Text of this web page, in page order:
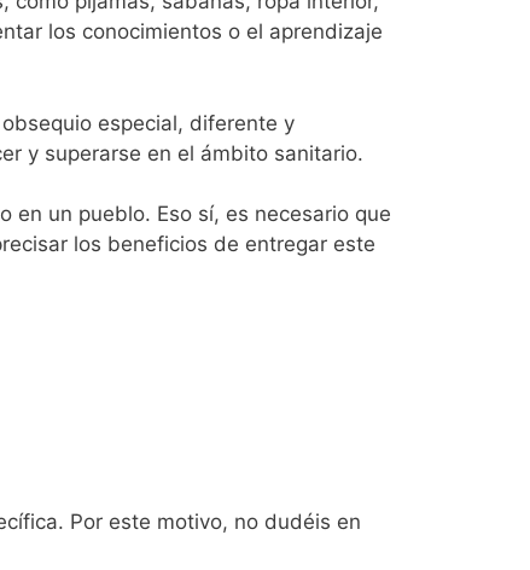
los conocimientos o el aprendizaje
especial, diferente y
y superarse en el ámbito sanitario.
un pueblo. Eso sí, es necesario que
los beneficios de entregar este
Por este motivo, no dudéis en